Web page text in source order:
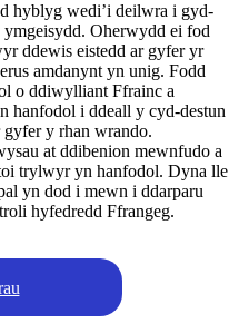
hyblyg wedi’i deilwra i gyd-
Oherwydd ei fod
ddewis eistedd ar gyfer yr
amdanynt yn unig. Fodd
o ddiwylliant Ffrainc a
hanfodol i ddeall y cyd-destun
y rhan wrando.
at ddibenion mewnfudo a
trylwyr yn hanfodol. Dyna lle
yn dod i mewn i ddarparu
hyfedredd Ffrangeg.